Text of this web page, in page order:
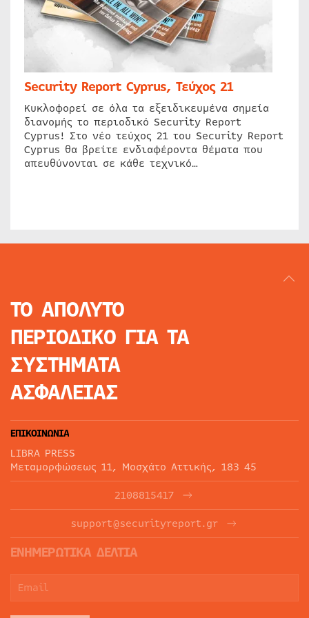
Security Report Cyprus, Τεύχος 21
Κυκλοφορεί σε όλα τα εξειδικευμένα σημεία
διανομής το περιοδικό Security Report
Cyprus! Στο νέο τεύχος 21 του Security Report
Cyprus θα βρείτε ενδιαφέροντα θέματα που
απευθύνονται σε κάθε τεχνικό…
ΤΟ ΑΠΟΛΥΤΟ
ΠΕΡΙΟΔΙΚΟ ΓΙΑ ΤΑ
ΣΥΣΤΗΜΑΤΑ
ΑΣΦΑΛΕΙΑΣ
ΕΠΙΚΟΙΝΩΝΙΑ
LIBRA PRESS
Μεταμορφώσεως 11, Μοσχάτο Αττικής, 183 45
2108815417
support@securityreport.gr
ΕΝΗΜΕΡΩΤΙΚΑ ΔΕΛΤΙΑ